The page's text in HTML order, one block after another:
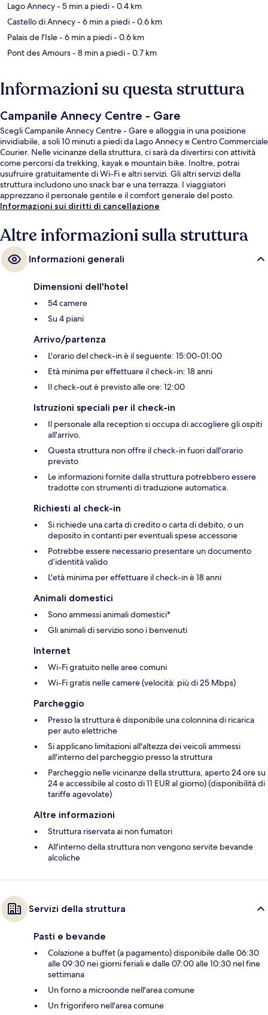
Lago Annecy- 5 min a piedi- 0.4 km
Castello di Annecy- 6 min a piedi- 0.6 km
Palais de l'Isle- 6 min a piedi- 0.6 km
Pont des Amours- 8 min a piedi- 0.7 km
Informazioni su questa struttura
Campanile Annecy Centre - Gare
Scegli Campanile Annecy Centre - Gare e alloggia in una posizione
invidiabile, a soli 10 minuti a piedi da Lago Annecy e Centro Commerciale
Courier. Nelle vicinanze della struttura, ci sarà da divertirsi con attività
come percorsi da trekking, kayak e mountain bike. Inoltre, potrai
usufruire gratuitamente di Wi-Fi e altri servizi. Gli altri servizi della
struttura includono uno snack bar e una terrazza. I viaggiatori
apprezzano il personale gentile e il comfort generale del posto.
Informazioni sui diritti di cancellazione
Altre informazioni sulla struttura
Informazioni generali
Dimensioni dell'hotel
54 camere
Su 4 piani
Arrivo/partenza
L'orario del check-in è il seguente: 15:00-01:00
Età minima per effettuare il check-in: 18 anni
Il check-out è previsto alle ore: 12:00
Istruzioni speciali per il check-in
Il personale alla reception si occupa di accogliere gli ospiti
all'arrivo.
Questa struttura non offre il check-in fuori dall'orario
previsto
Le informazioni fornite dalla struttura potrebbero essere
tradotte con strumenti di traduzione automatica.
Richiesti al check-in
Si richiede una carta di credito o carta di debito, o un
deposito in contanti per eventuali spese accessorie
Potrebbe essere necessario presentare un documento
d’identità valido
L'età minima per effettuare il check-in è 18 anni
Animali domestici
Sono ammessi animali domestici*
Gli animali di servizio sono i benvenuti
Internet
Wi-Fi gratuito nelle aree comuni
Wi-Fi gratis nelle camere (velocità: più di 25 Mbps)
Parcheggio
Presso la struttura è disponibile una colonnina di ricarica
per auto elettriche
Si applicano limitazioni all'altezza dei veicoli ammessi
all'interno del parcheggio presso la struttura
Parcheggio nelle vicinanze della struttura, aperto 24 ore su
24 e accessibile al costo di 11 EUR al giorno) (disponibilità di
tariffe agevolate)
Altre informazioni
Struttura riservata ai non fumatori
All'interno della struttura non vengono servite bevande
alcoliche
Servizi della struttura
Pasti e bevande
Colazione a buffet (a pagamento) disponibile dalle 06:30
alle 09:30 nei giorni feriali e dalle 07:00 alle 10:30 nel fine
settimana
Un forno a microonde nell'area comune
Un frigorifero nell'area comune